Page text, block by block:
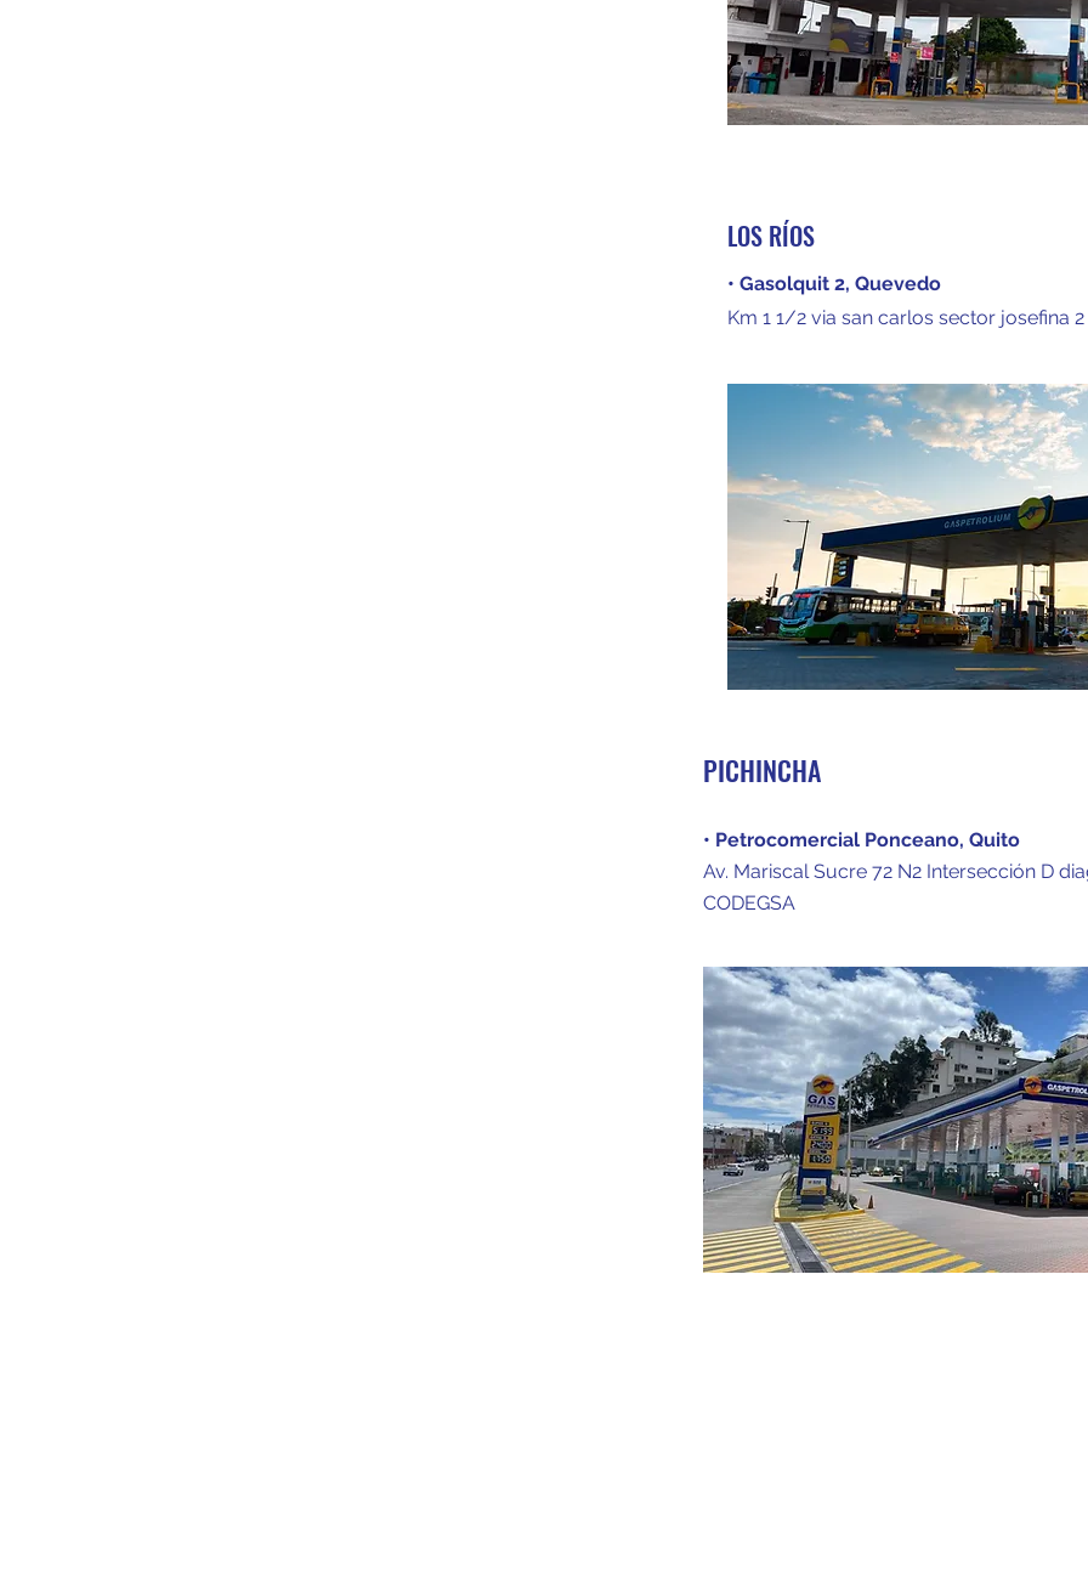
LOS RÍOS
• Gasolquit 2, Quevedo
Km 1 1/2 via san carlos sector josefina 2
PICHINCHA
• Petrocomercial Ponceano, Quito
Av. Mariscal Sucre 72 N2 Intersección D
CODEGSA